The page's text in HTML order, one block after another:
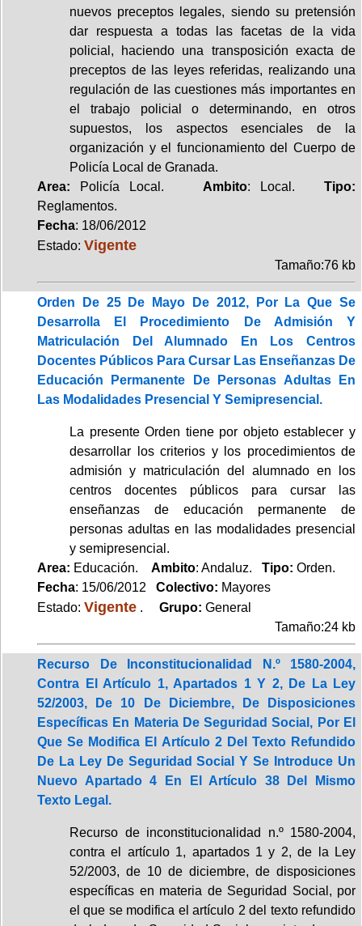
nuevos preceptos legales, siendo su pretensión
dar respuesta a todas las facetas de la vida
policial, haciendo una transposición exacta de
preceptos de las leyes referidas, realizando una
regulación de las cuestiones más importantes en
el trabajo policial o determinando, en otros
supuestos, los aspectos esenciales de la
organización y el funcionamiento del Cuerpo de
Policía Local de Granada.
Area: Policía Local. Ambito: Local. Tipo:
Reglamentos.
Fecha: 18/06/2012
Estado: Vigente
Tamaño:76 kb
Orden De 25 De Mayo De 2012, Por La Que Se
Desarrolla El Procedimiento De Admisión Y
Matriculación Del Alumnado En Los Centros
Docentes Públicos Para Cursar Las Enseñanzas De
Educación Permanente De Personas Adultas En
Las Modalidades Presencial Y Semipresencial.
La presente Orden tiene por objeto establecer y
desarrollar los criterios y los procedimientos de
admisión y matriculación del alumnado en los
centros docentes públicos para cursar las
enseñanzas de educación permanente de
personas adultas en las modalidades presencial
y semipresencial.
Area: Educación. Ambito: Andaluz. Tipo: Orden.
Fecha: 15/06/2012 Colectivo: Mayores
Estado: Vigente . Grupo: General
Tamaño:24 kb
Recurso De Inconstitucionalidad N.º 1580-2004,
Contra El Artículo 1, Apartados 1 Y 2, De La Ley
52/2003, De 10 De Diciembre, De Disposiciones
Específicas En Materia De Seguridad Social, Por El
Que Se Modifica El Artículo 2 Del Texto Refundido
De La Ley De Seguridad Social Y Se Introduce Un
Nuevo Apartado 4 En El Artículo 38 Del Mismo
Texto Legal.
Recurso de inconstitucionalidad n.º 1580-2004,
contra el artículo 1, apartados 1 y 2, de la Ley
52/2003, de 10 de diciembre, de disposiciones
específicas en materia de Seguridad Social, por
el que se modifica el artículo 2 del texto refundido